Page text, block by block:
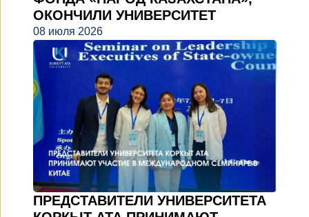
ОКОНЧИЛИ УНИВЕРСИТЕТ
08 июля 2026
ПРЕДСТАВИТЕЛИ УНИВЕРСИТЕТА